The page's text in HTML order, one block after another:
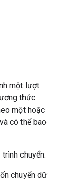
một lượt
thức
một hoặc
có thể bao
chuyển:
chuyển dữ